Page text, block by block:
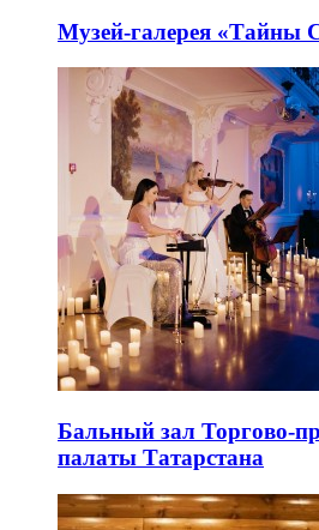
Музей-галерея «Тайны
Бальный зал Торгово-
палаты Татарстана